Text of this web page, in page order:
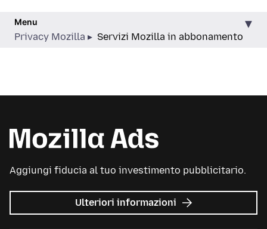
Menu
Privacy Mozilla Servizi Mozilla in abbonamento
Aggiungi fiducia al tuo investimento pubblicitario.
Ulteriori informazioni su
Mozilla